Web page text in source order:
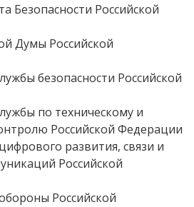
Безопасности Российской
Думы Российской
безопасности Российской
по техническому и
Российской Федерации
развития, связи и
Российской
Российской